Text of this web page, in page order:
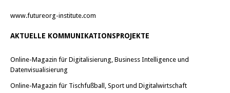
www.futureorg-institute.com
AKTUELLE KOMMUNIKATIONSPROJEKTE
Online-Magazin für Digitalisierung, Business Intelligence und
Datenvisualisierung
Online-Magazin für Tischfußball, Sport und Digitalwirtschaft